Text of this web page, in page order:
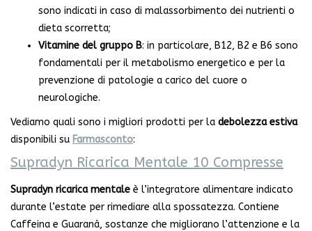
sono indicati in caso di malassorbimento dei nutrienti o
dieta scorretta;
Vitamine del gruppo B: in particolare, B12, B2 e B6 sono
fondamentali per il metabolismo energetico e per la
prevenzione di patologie a carico del cuore o
neurologiche.
Vediamo quali sono i migliori prodotti per la debolezza estiva
disponibili su Farmasconto:
Supradyn Ricarica Mentale 10 Compresse
Supradyn ricarica mentale è l’integratore alimentare indicato
durante l’estate per rimediare alla spossatezza. Contiene
Caffeina e Guaranà, sostanze che migliorano l’attenzione e la